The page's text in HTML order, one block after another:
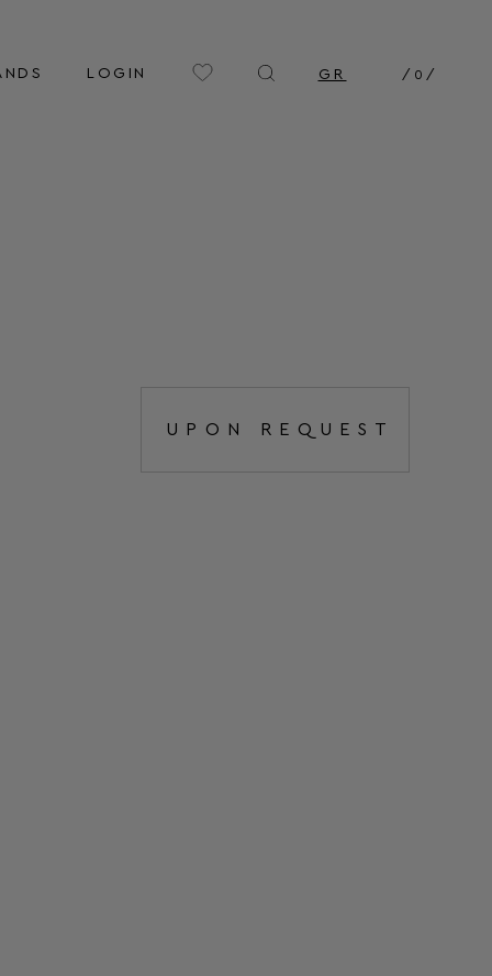
LOGIN GR / 0 /
UPON REQUEST